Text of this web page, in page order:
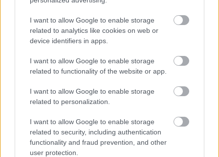
I want to allow Google to enable storage
related to analytics like cookies on web or
device identifiers in apps.
I want to allow Google to enable storage
related to functionality of the website or app.
I want to allow Google to enable storage
related to personalization.
I want to allow Google to enable storage
related to security, including authentication
functionality and fraud prevention, and other
user protection.
Mohlo by vás zaujímať
Električka na skok, les za
rohom. V Dúbravke vyrastie
nový bytový dom Zelka
Veľký posun v príprave
tunela Karpaty: NDS hľadá